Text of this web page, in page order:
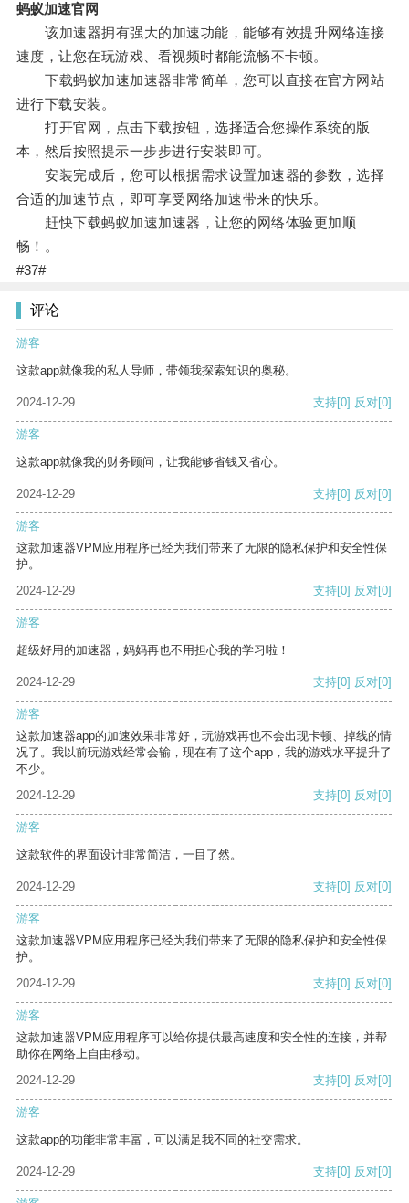
蚂蚁加速官网
该加速器拥有强大的加速功能，能够有效提升网络连接
速度，让您在玩游戏、看视频时都能流畅不卡顿。
下载蚂蚁加速加速器非常简单，您可以直接在官方网站
进行下载安装。
打开官网，点击下载按钮，选择适合您操作系统的版
本，然后按照提示一步步进行安装即可。
安装完成后，您可以根据需求设置加速器的参数，选择
合适的加速节点，即可享受网络加速带来的快乐。
赶快下载蚂蚁加速加速器，让您的网络体验更加顺
畅！。
#37#
评论
游客
这款app就像我的私人导师，带领我探索知识的奥秘。
2024-12-29 支持[0] 反对[0]
游客
这款app就像我的财务顾问，让我能够省钱又省心。
2024-12-29 支持[0] 反对[0]
游客
这款加速器VPM应用程序已经为我们带来了无限的隐私保护和安全性保
护。
2024-12-29
支持[0] 反对[0]
游客
超级好用的加速器，妈妈再也不用担心我的学习啦！
2024-12-29 支持[0] 反对[0]
游客
这款加速器app的加速效果非常好，玩游戏再也不会出现卡顿、掉线的情
况了。我以前玩游戏经常会输，现在有了这个app，我的游戏水平提升了
不少。
2024-12-29
支持[0] 反对[0]
游客
这款软件的界面设计非常简洁，一目了然。
2024-12-29 支持[0] 反对[0]
游客
这款加速器VPM应用程序已经为我们带来了无限的隐私保护和安全性保
护。
2024-12-29
支持[0] 反对[0]
游客
这款加速器VPM应用程序可以给你提供最高速度和安全性的连接，并帮
助你在网络上自由移动。
2024-12-29
支持[0] 反对[0]
游客
这款app的功能非常丰富，可以满足我不同的社交需求。
2024-12-29 支持[0] 反对[0]